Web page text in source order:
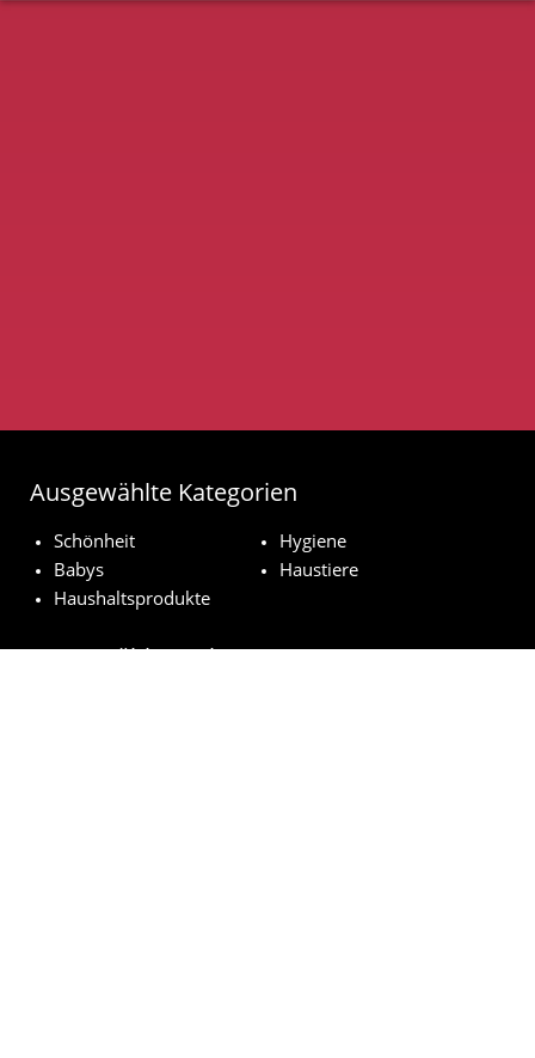
Ausgewählte Kategorien
Schönheit
Hygiene
Babys
Haustiere
Haushaltsprodukte
Ausgewählt Marken